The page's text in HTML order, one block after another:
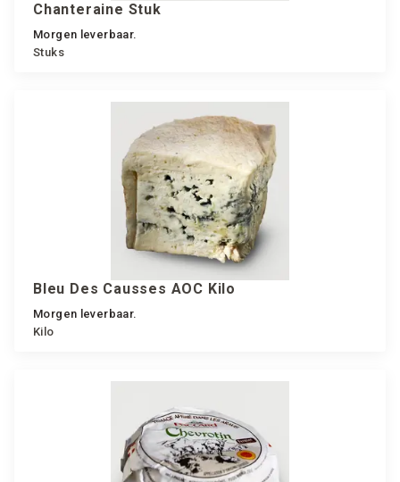
Chanteraine Stuk
Morgen leverbaar.
Stuks
Bleu Des Causses AOC Kilo
Morgen leverbaar.
Kilo